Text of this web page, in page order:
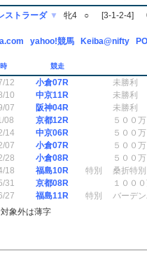
ストラーダ ▼ 牝4 ○ [3-1-2-4]
yahoo!競馬 Keiba@nifty
競走
12 小倉07R
未勝利
10
中京11R
未勝利
07
阪神04R
未勝利
08
京都12R
５００
14
中京06R
５００
07
小倉07R
５００
28
小倉08R
５００
18
福島10R 特別
桑折特別
31
京都08R
１００
27
福島11R 特別
バーデ
象外は薄字